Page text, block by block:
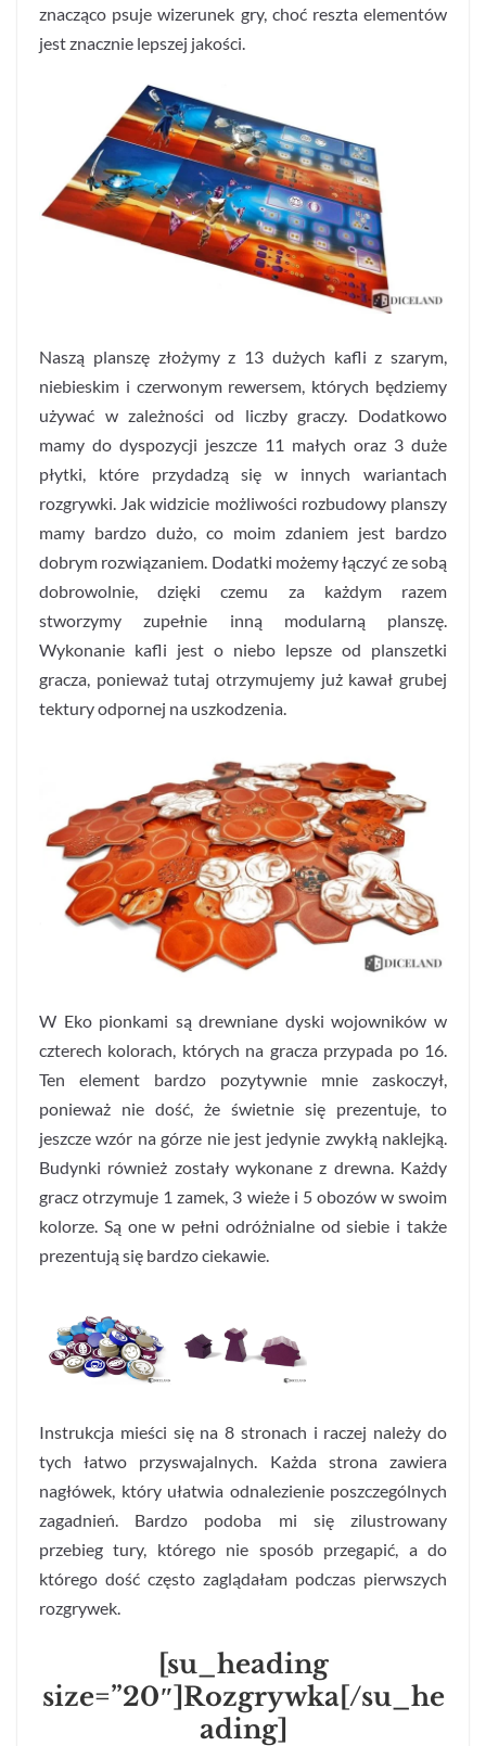
znacząco psuje wizerunek gry, choć reszta elementów
jest znacznie lepszej jakości.
Naszą planszę złożymy z 13 dużych kafli z szarym,
niebieskim i czerwonym rewersem, których będziemy
używać w zależności od liczby graczy. Dodatkowo
mamy do dyspozycji jeszcze 11 małych oraz 3 duże
płytki, które przydadzą się w innych wariantach
rozgrywki. Jak widzicie możliwości rozbudowy planszy
mamy bardzo dużo, co moim zdaniem jest bardzo
dobrym rozwiązaniem. Dodatki możemy łączyć ze sobą
dobrowolnie, dzięki czemu za każdym razem
stworzymy zupełnie inną modularną planszę.
Wykonanie kafli jest o niebo lepsze od planszetki
gracza, ponieważ tutaj otrzymujemy już kawał grubej
tektury odpornej na uszkodzenia.
W Eko pionkami są drewniane dyski wojowników w
czterech kolorach, których na gracza przypada po 16.
Ten element bardzo pozytywnie mnie zaskoczył,
ponieważ nie dość, że świetnie się prezentuje, to
jeszcze wzór na górze nie jest jedynie zwykłą naklejką.
Budynki również zostały wykonane z drewna. Każdy
gracz otrzymuje 1 zamek, 3 wieże i 5 obozów w swoim
kolorze. Są one w pełni odróżnialne od siebie i także
prezentują się bardzo ciekawie.
Instrukcja mieści się na 8 stronach i raczej należy do
tych łatwo przyswajalnych. Każda strona zawiera
nagłówek, który ułatwia odnalezienie poszczególnych
zagadnień. Bardzo podoba mi się zilustrowany
przebieg tury, którego nie sposób przegapić, a do
którego dość często zaglądałam podczas pierwszych
rozgrywek.
[su_heading
size=”20″]Rozgrywka[/su_he
ading]